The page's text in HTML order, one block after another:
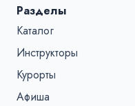
Разделы
Каталог
Инструкторы
Курорты
Афиша